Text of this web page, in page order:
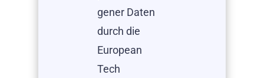
gener Daten
durch die
European
Tech